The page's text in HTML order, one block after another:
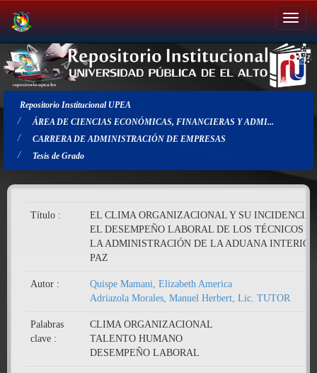
Salir
de
la
navegación
Repositorio Institucional UPEA
ÁREA DE CIENCIAS ECONÓMICAS, FINANCIERAS Y ADMI...
CARRERA DE ADMINISTRACIÓN DE EMPRESAS
Tesis de Grado
Título :
EL CLIMA ORGANIZACIONAL Y SU INCIDENCIA
EL DESEMPEÑO LABORAL DE LOS TÉCNICOS
LA ADMINISTRACIÓN DE LA ADUANA
PAZ
Autor :
Quispe Mamani, Elizabeth America
Adriazola Morales, Manuel Herbert, Lic. TUTOR
Palabras
clave :
CLIMA ORGANIZACIONAL
TALENTO HUMANO
DESEMPEÑO LABORAL